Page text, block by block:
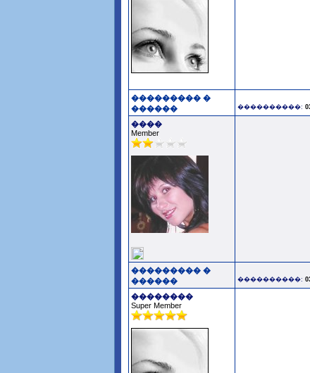
��������� �
������
����������:
����
Member
��������� �
������
����������:
��������
Super Member